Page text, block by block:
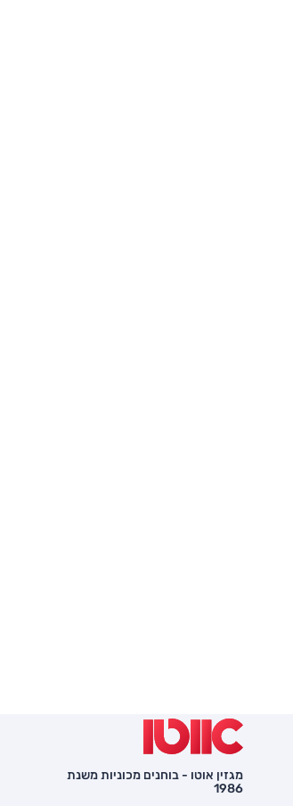
מגזין אוטו - בוחנים מכוניות משנת
1986